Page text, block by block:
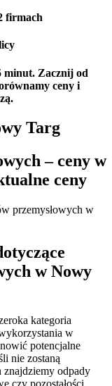
firmach
minut. Zacznij od
ceny i
Targ
– ceny w
ceny
przemysłowych w
w Nowy
kategoria
w
potencjalne
nie zostaną
znajdziemy odpady
czy pozostałości